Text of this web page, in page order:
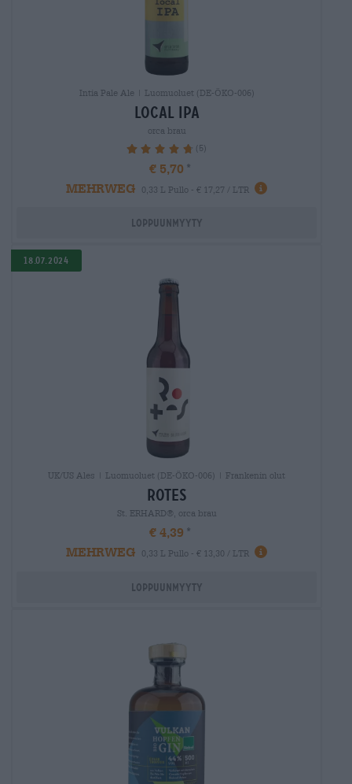
Intia Pale Ale | Luomuoluet (DE-ÖKO-006)
local ipa
orca brau
96% (5)
€ 5,70
MEHRWEG
0,33 L Pullo - € 17,27 / LTR
Loppuunmyyty
18.07.2024
UK/US Ales | Luomuoluet (DE-ÖKO-006) | Frankenin olut
rotes
St. ERHARD®, orca brau
€ 4,39
MEHRWEG
0,33 L Pullo - € 13,30 / LTR
Loppuunmyyty